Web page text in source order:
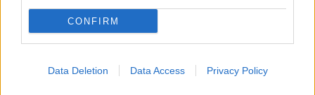
CONFIRM
Data Deletion Data Access Privacy Policy
ΑΘΛΗΤΙΚΑ
ΠΟΑ: Ανακοίνωσε την απόκτηση τριών